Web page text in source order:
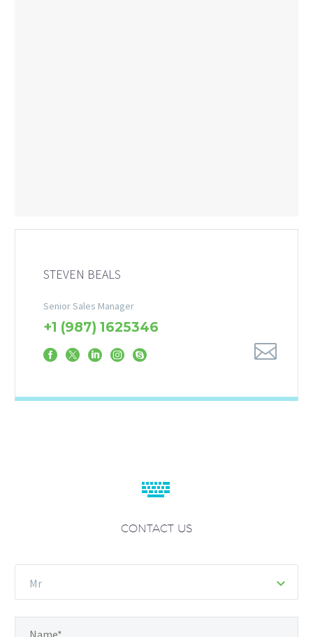
STEVEN BEALS
Senior Sales Manager
+1 (987) 1625346


CONTACT US
Mr